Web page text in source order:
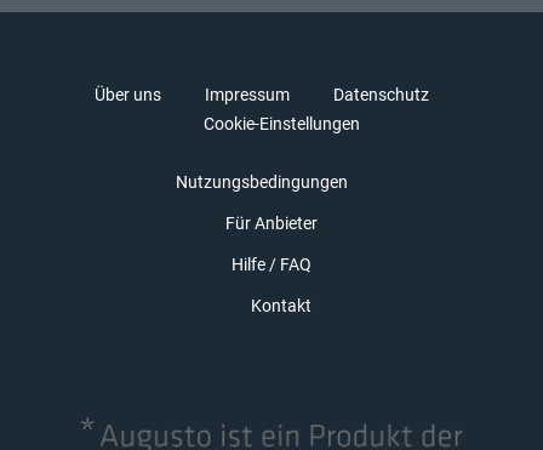
Über uns Impressum
Datenschutz
Cookie-Einstellungen
Nutzungsbedingungen
Für Anbieter
Hilfe / FAQ
Kontakt